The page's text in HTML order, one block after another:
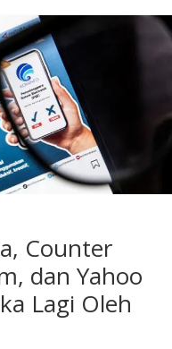
Counter
dan Yahoo
Lagi Oleh